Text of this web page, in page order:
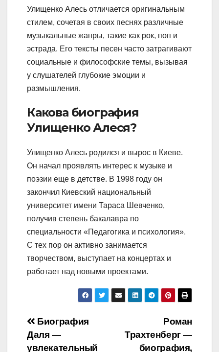
Улищенко Алесь отличается оригинальным
стилем, сочетая в своих песнях различные
музыкальные жанры, такие как рок, поп и
эстрада. Его тексты песен часто затрагивают
социальные и философские темы, вызывая
у слушателей глубокие эмоции и
размышления.
Какова биография
Улищенко Алеся?
Улищенко Алесь родился и вырос в Киеве.
Он начал проявлять интерес к музыке и
поэзии еще в детстве. В 1998 году он
закончил Киевский национальный
университет имени Тараса Шевченко,
получив степень бакалавра по
специальности «Педагогика и психология».
С тех пор он активно занимается
творчеством, выступает на концертах и
работает над новыми проектами.
Навигация
по
Роман
Трахтенберг —
биография,
Биография
Даля —
увлекательный